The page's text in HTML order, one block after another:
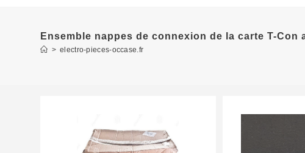
Ensemble nappes de connexion de la carte T-Con
> electro-pieces-occase.fr